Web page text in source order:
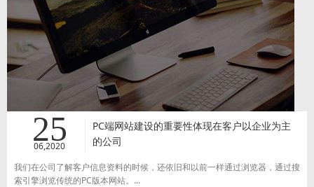
25
06,2020
PC端网站建设的重要性体现在客户以企业为主
的公司
我们在公司了解客户信息资料的时候，还依旧和以前一样通过浏览器，通过搜
索引擎浏览传统的PC版本网站。...